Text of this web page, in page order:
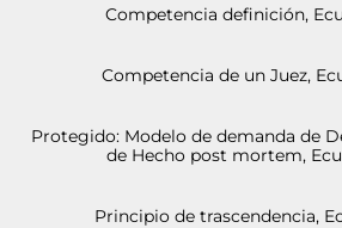
Competencia definición,
Competencia de un Juez,
Protegido: Modelo de demanda de
de Hecho post mortem,
Principio de trascendencia,